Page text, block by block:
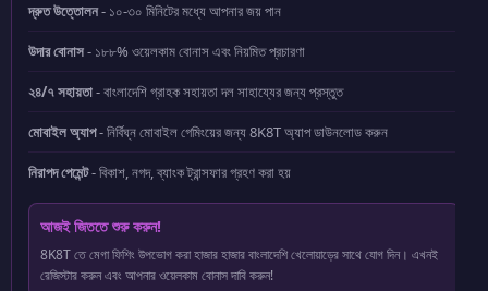
দ্রুত উত্তোলন- ১০-৩০ মিনিটের মধ্যে আপনার জয় পান
উদার বোনাস- ১৮৮% ওয়েলকাম বোনাস এবং নিয়মিত প্রচারণা
২৪/৭ সহায়তা- বাংলাদেশি গ্রাহক সহায়তা দল সাহায্যের জন্য প্রস্তুত
মোবাইল অ্যাপ- নির্বিঘ্ন মোবাইল গেমিংয়ের জন্য 8K8T অ্যাপ ডাউনলোড করুন
নিরাপদ পেমেন্ট- বিকাশ, নগদ, ব্যাংক ট্রান্সফার গ্রহণ করা হয়
আজই জিততে শুরু করুন!
8K8T তে মেগা ফিশিং উপভোগ করা হাজার হাজার বাংলাদেশি খেলোয়াড়ের সাথে যোগ দিন। এখনই
রেজিস্টার করুন এবং আপনার ওয়েলকাম বোনাস দাবি করুন!